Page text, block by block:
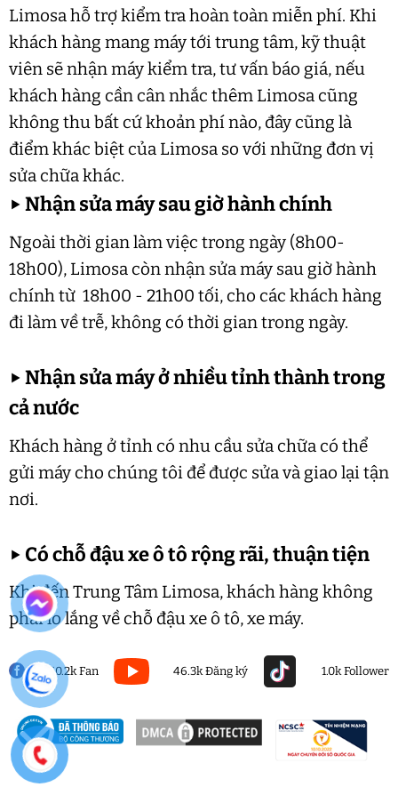
Limosa hỗ trợ kiểm tra hoàn toàn miễn phí. Khi
khách hàng mang máy tới trung tâm, kỹ thuật
viên sẽ nhận máy kiểm tra, tư vấn báo giá, nếu
khách hàng cần cân nhắc thêm Limosa cũng
không thu bất cứ khoản phí nào, đây cũng là
điểm khác biệt của Limosa so với những đơn vị
sửa chữa khác.
▶Nhận sửa máy sau giờ hành chính
Ngoài thời gian làm việc trong ngày (8h00-
18h00), Limosa còn nhận sửa máy sau giờ hành
chính từ 18h00 - 21h00 tối, cho các khách hàng
đi làm về trễ, không có thời gian trong ngày.
▶Nhận sửa máy ở nhiều tỉnh thành trong
cả nước
Khách hàng ở tỉnh có nhu cầu sửa chữa có thể
gửi máy cho chúng tôi để được sửa và giao lại tận
nơi.
▶ Có chỗ đậu xe ô tô rộng rãi, thuận tiện
Khi đến Trung Tâm Limosa, khách hàng không
phải lo lắng về chỗ đậu xe ô tô, xe máy.
50.2k Fan 46.3k Đăng ký 1.0k Follower